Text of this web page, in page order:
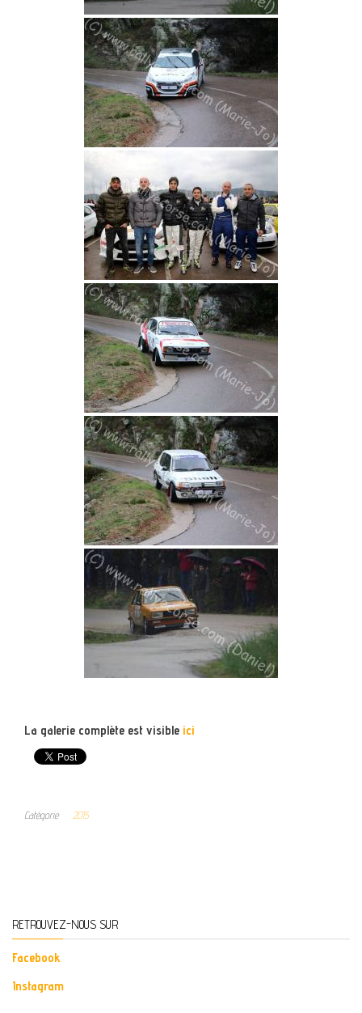
La galerie complète est visible ici
Catégorie 2015
RETROUVEZ-NOUS SUR
Facebook
Instagram